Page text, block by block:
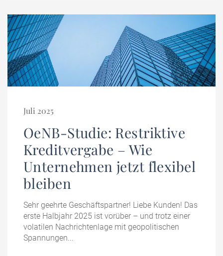
Juli 2025
OeNB-Studie: Restriktive
Kreditvergabe – Wie
Unternehmen jetzt flexibel
bleiben
Sehr geehrte Geschäftspartner! Liebe Kunden! Das
erste Halbjahr 2025 ist vorüber – und trotz einer
volatilen Nachrichtenlage mit geopolitischen
Spannungen...